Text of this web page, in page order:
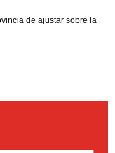
de ajustar sobre la